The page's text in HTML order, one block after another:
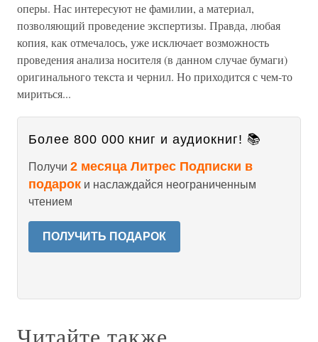
оперы. Нас интересуют не фамилии, а материал,
позволяющий проведение экспертизы. Правда, любая
копия, как отмечалось, уже исключает возможность
проведения анализа носителя (в данном случае бумаги)
оригинального текста и чернил. Но приходится с чем-то
мириться...
Более 800 000 книг и аудиокниг! 📚
Получи 2 месяца Литрес Подписки в
подарок и наслаждайся неограниченным
чтением
ПОЛУЧИТЬ ПОДАРОК